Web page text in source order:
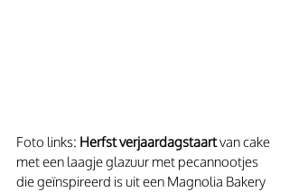
Foto links: Herfst verjaardagstaart van cake
met een laagje glazuur met pecannootjes
die geïnspireerd is uit een Magnolia Bakery